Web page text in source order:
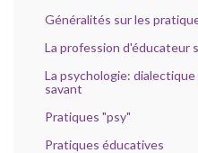
Généralités sur les
La profession d'éducateur
La psychologie:
savant
Pratiques "psy"
Pratiques éducatives